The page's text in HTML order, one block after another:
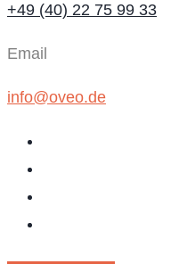
+49 (40) 22 75 99 33
Email
info@oveo.de